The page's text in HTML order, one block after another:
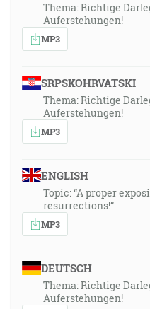
Thema: Richtige
Auferstehungen!
MP3
SRPSKOHRVATSKI
Thema: Richtige
Auferstehungen!
MP3
ENGLISH
Topic: “A proper
resurrections!”
MP3
DEUTSCH
Thema: Richtige
Auferstehungen!